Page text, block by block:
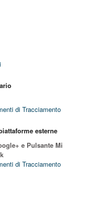
di Tracciamento
esterne
e Pulsante Mi
di Tracciamento